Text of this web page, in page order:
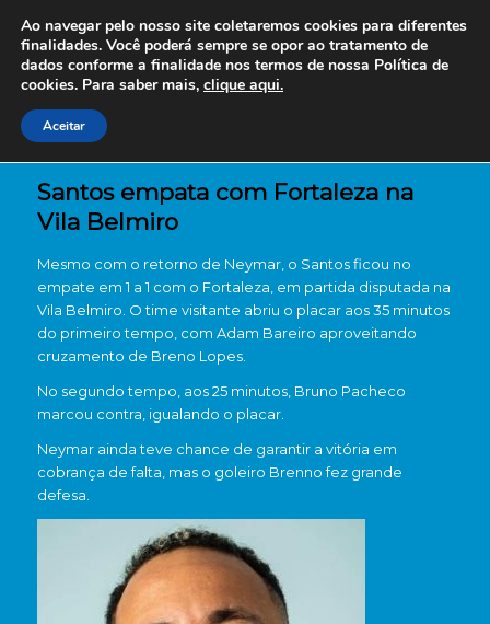
Santos empata com Fortaleza na
Vila Belmiro
Mesmo com o retorno de Neymar, o Santos ficou no
empate em 1 a 1 com o Fortaleza, em partida disputada na
Vila Belmiro. O time visitante abriu o placar aos 35 minutos
do primeiro tempo, com Adam Bareiro aproveitando
cruzamento de Breno Lopes.
No segundo tempo, aos 25 minutos, Bruno Pacheco
marcou contra, igualando o placar.
Neymar ainda teve chance de garantir a vitória em
cobrança de falta, mas o goleiro Brenno fez grande
defesa.
Ao navegar pelo nosso site coletaremos cookies para diferentes
finalidades. Você poderá sempre se opor ao tratamento de
dados conforme a finalidade nos termos de nossa Política de
cookies. Para saber mais, clique aqui.
Aceitar